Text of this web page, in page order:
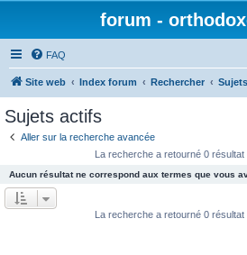
forum -
FAQ
Site web Index forum Rechercher
Sujets actifs
Aller sur la recherche avancée
La recherche a retourné 0 résultat
Aucun résultat ne correspond aux termes que vous
La recherche a retourné 0 résultat